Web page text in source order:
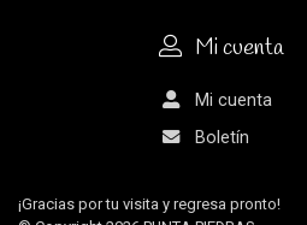
Mi cuenta
Mi cuenta
Boletín
¡Gracias por tu visita y regresa pronto!